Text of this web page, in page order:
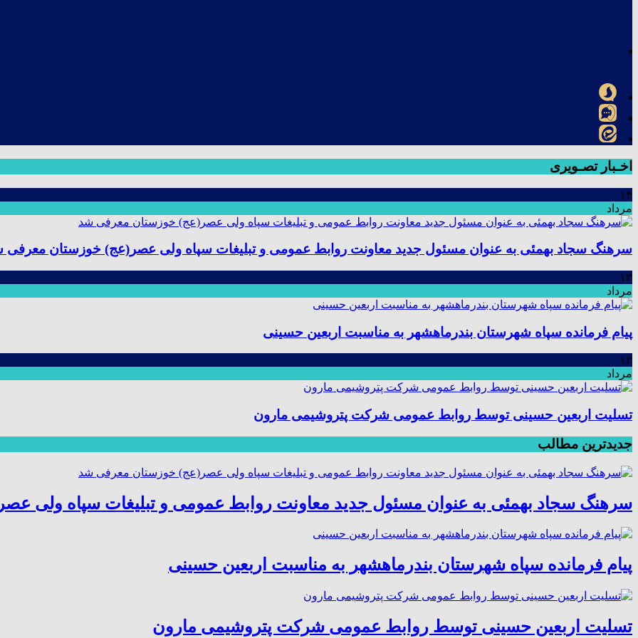
اخـبار تصـویری
۱۴
مرداد
سرهنگ سجاد بهمئی به عنوان مسئول جدید معاونت روابط عمومی و تبلیغات سپاه ولی عصر(عج) خوزستان معرفی
۱۳
مرداد
پیام فرمانده سپاه شهرستان بندرماهشهر به مناسبت اربعین حسینی
۱۳
مرداد
تسلیت اربعین حسینی توسط روابط عمومی شرکت پتروشیمی مارون
جدیدترین مطالب
سرهنگ سجاد بهمئی به عنوان مسئول جدید معاونت روابط عمومی و تبلیغات سپاه ولی
پیام فرمانده سپاه شهرستان بندرماهشهر به مناسبت اربعین حسینی
تسلیت اربعین حسینی توسط روابط عمومی شرکت پتروشیمی مارون